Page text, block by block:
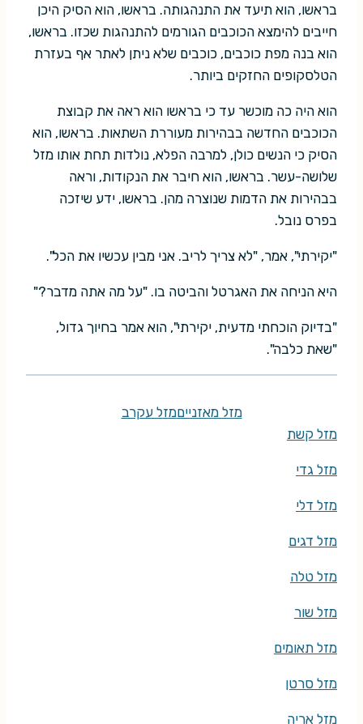
בראשו, הוא תיעד את התנהגותה. בראשו, הוא הסיק היכן
חייבים להימצא הכוכבים הגורמים להתנהגות שכזו. בראשו,
הוא בנה מפת כוכבים, כוכבים שלא ניתן לאתר אף בעזרת
הטלסקופים החזקים ביותר.
הוא היה כה מוכשר עד כי בראשו הוא ראה את קבוצת
הכוכבים החדשה בבהירות מעוררת השתאות. בראשו, הוא
הסיק כי הנשים כולן, למרבה הפלא, נולדות תחת אותו מזל
שלושה-עשר. בראשו, הוא חיבר את הנקודות, וראה
בבהירות את הדמות שנוצרה מהן. בראשו, ידע שיזכה
בפרס נובל.
"יקירתי", אמר, "לא צריך לריב. אני מבין עכשיו את הכל".
היא הניחה את האגרטל והביטה בו. "על מה אתה מדבר?"
"בדיוק הוכחתי מדעית, יקירתי", הוא אמר בחיוך גדול,
"שאת כלבה".
מזל מאזנייםמזל עקרב
מזל קשת
מזל גדי
מזל דלי
מזל דגים
מזל טלה
מזל שור
מזל תאומים
מזל סרטן
מזל אריה